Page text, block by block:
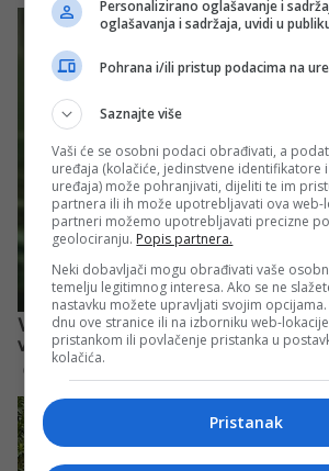
Personalizirano oglašavanje i
oglašavanja i sadržaja, uvidi u
Pohrana i/ili pristup podacima na
Saznajte više
Vaši će se osobni podaci obrađivati, a
uređaja (kolačiće, jedinstvene identifikatore
uređaja) može pohranjivati, dijeliti te im
partnera ili ih može upotrebljavati ova web-
partneri možemo upotrebljavati precizne
geolociranju. Popis partnera.
Neki dobavljači mogu obrađivati vaše
temelju legitimnog interesa. Ako se ne
nastavku možete upravljati svojim
dnu ove stranice ili na izborniku web-
pristankom ili povlačenje pristanka u
kolačića.
Pristanak